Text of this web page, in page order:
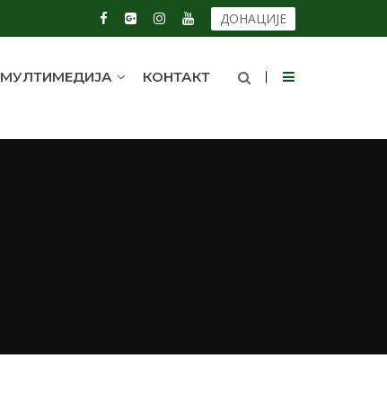
ДОНАЦИЈЕ
МУЛТИМЕДИЈА КОНТАКТ